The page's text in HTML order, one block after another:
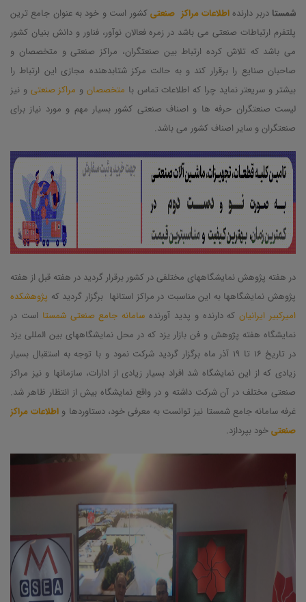
شمستادربر دارندهاطلاعات مراکز صنعتیکشور است و خود به عنوان جامع ترین
پلتفرم ارتباطات صنعتی می باشد در زمره فعالان نوآور، فناور و دانش بنیان کشور
می باشد که تلاش کرده ارتباط بین صنعتگران، مراکز صنعتی و متخصصان و
صاحبان صنایع را برقرار کند و به حالت مرکز شتابدهنده مجازی این ارتباط را
بیشتر و سریعتر نماید چرا که اطلاعات تماس با متخصصان و مراکز صنعتی و نیز
لیست صنعتگران حرفه ها و اصناف صنعتی کشور بسیار مهم و مورد نیاز برای
صنعتگران و سایر اصناف کشور می باشد.
در هفته پژوهش نمایشگاههای مختلفی در کشور برقرار گردید در هفته قبل از هفته
پژوهش نمایشگاهها به این مناسبت در مراکز استانها برگزار گردید که پژوهشکده
امیرکبیر ایرانیان که دارنده و پدید آورنده سامانه جامع صنعتی شمستا است در
نمایشگاه هفته پژوهش و فن بازار یزد که در محل نمایشگاههای بین المللی یزد
در تاریخ 16 تا 19 آذر ماه برگزار گردید شرکت نمود و با توجه به استقبال بسیار
زیادی که از این نمایشگاه شد افراد بسیار زیادی از ادارات، سازمانها و نیز مراکز
صنعتی مختلف در آن شرکت داشته و در واقع نمایشگاه بیش از انتظار ظاهر شد.
غرفه سامانه جامع شمستا نیز توانست به معرفی خود، دستاوردها و اطلاعات مراکز
صنعتیخود بپردازد.